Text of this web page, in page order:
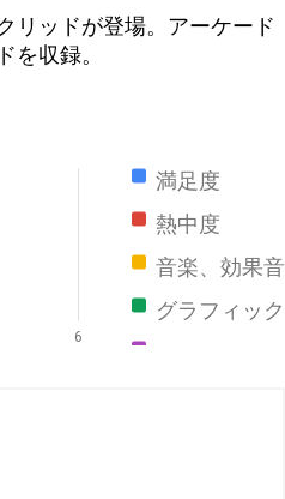
リッドが登場。アーケード
を収録。
満足度
熱中度
音楽、効果音
グラフィック
6